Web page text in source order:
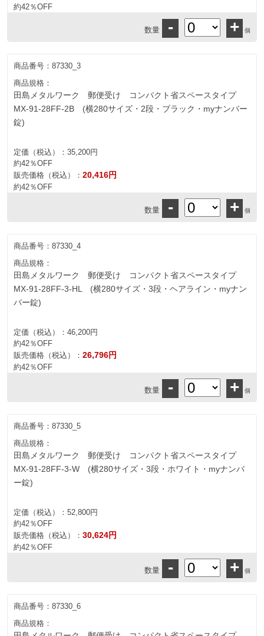
約42％OFF
数量 - + 個
商品番号： 87330_3
商品規格：
田島メタルワーク 郵便受け コンパクト省スペースタイプ
MX-91-28FF-2B (横280サイズ・2段・ブラック・myナンバー
錠)
定価（税込）： 35,200円
約42％OFF
販売価格（税込）： 20,416円
約42％OFF
数量 - + 個
商品番号： 87330_4
商品規格：
田島メタルワーク 郵便受け コンパクト省スペースタイプ
MX-91-28FF-3-HL (横280サイズ・3段・ヘアライン・myナン
バー錠)
定価（税込）： 46,200円
約42％OFF
販売価格（税込）： 26,796円
約42％OFF
数量 - + 個
商品番号： 87330_5
商品規格：
田島メタルワーク 郵便受け コンパクト省スペースタイプ
MX-91-28FF-3-W (横280サイズ・3段・ホワイト・myナンバ
ー錠)
定価（税込）： 52,800円
約42％OFF
販売価格（税込）： 30,624円
約42％OFF
数量 - + 個
商品番号： 87330_6
商品規格：